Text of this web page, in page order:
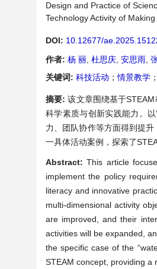
Design and Practice of
Technology Activity of Making
DOI: 10.12677/
作者: 杨 丽 杜思庆 安思雨
关键词: 科技活动 ；情景教学 ；
摘要:该文章围绕基于
科学素质与创新实践能力。
力、团队协作等方面得到提
一具体活动案例，探索了
Abstract:This article
implement the policy
literacy and innovative
multi-dimensional activity
are improved, and their
activities will be expanded,
the specific case of the
STEAM concept, providing a